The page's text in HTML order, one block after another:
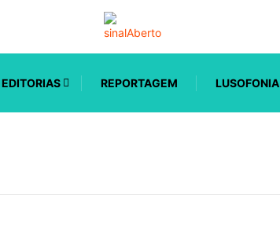
EDITORIAS REPORTAGEM LUSOFONIA